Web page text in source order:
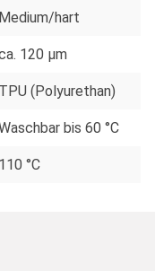
Medium/hart
120 μm
TPU (Polyurethan)
bis 60 °C
110 °C